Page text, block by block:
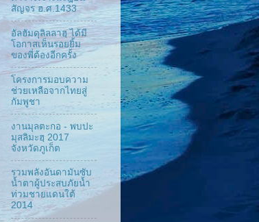
สัญจร ฮ.ศ.1433
อัลฮัมดุลิลลาฮฺ ได้มี
โอกาสเห็นรอยยิ้ม
ของพี่ต้องอีกครั้ง
โครงการมอบความ
ช่วยเหลือจากไทยสู่
กัมพูชา
งานมุลตะกอ - พบปะ
มุสลิมะฮฺ 2017
จังหวัดภูเก็ต
รวมพลังอันดามันซับ
น้ำตาผู้ประสบภัยน้ำ
ท่วมชายแดนใต้
2014